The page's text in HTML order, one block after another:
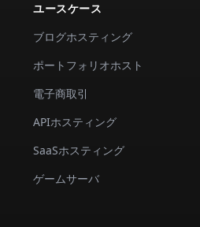
ユースケース
ブログホスティング
ポートフォリオホスト
電子商取引
APIホスティング
SaaSホスティング
ゲームサーバ